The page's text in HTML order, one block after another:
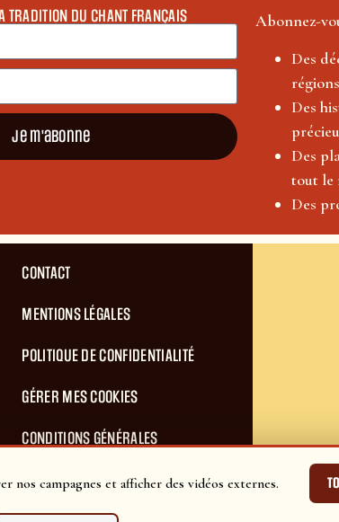
nos campagnes et afficher des vidéos externes.
TRADITION DU CHANT FRANÇAIS
Je m'abonne
Abonnez-
Des
Des
Des
tout le
Des
CONTACT
MENTIONS LÉGALES
POLITIQUE DE CONFIDENTIALITÉ
GÉRER MES COOKIES
CONDITIONS GÉNÉRALES
CONDITIONS GÉNÉRALES DE VENTES